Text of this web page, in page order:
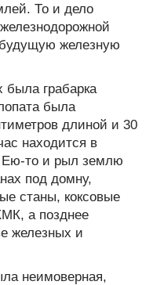
То и дело
железную
грабарка
была
длиной и 30
находится в
Ею-то и рыл землю
под домну,
станы, коксовые
а позднее
железных и
неимоверная,